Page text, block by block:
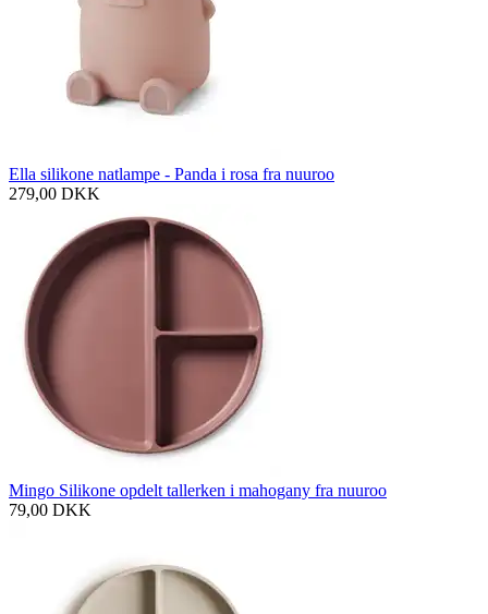
Ella silikone natlampe - Panda i rosa fra nuuroo
279,00 DKK
Mingo Silikone opdelt tallerken i mahogany fra nuuroo
79,00 DKK